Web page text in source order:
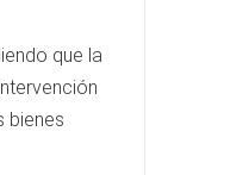
que la
bienes